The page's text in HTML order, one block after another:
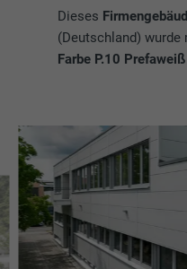
Dieses
(Deutschland) wurde
Farbe P.10 Prefaweiß